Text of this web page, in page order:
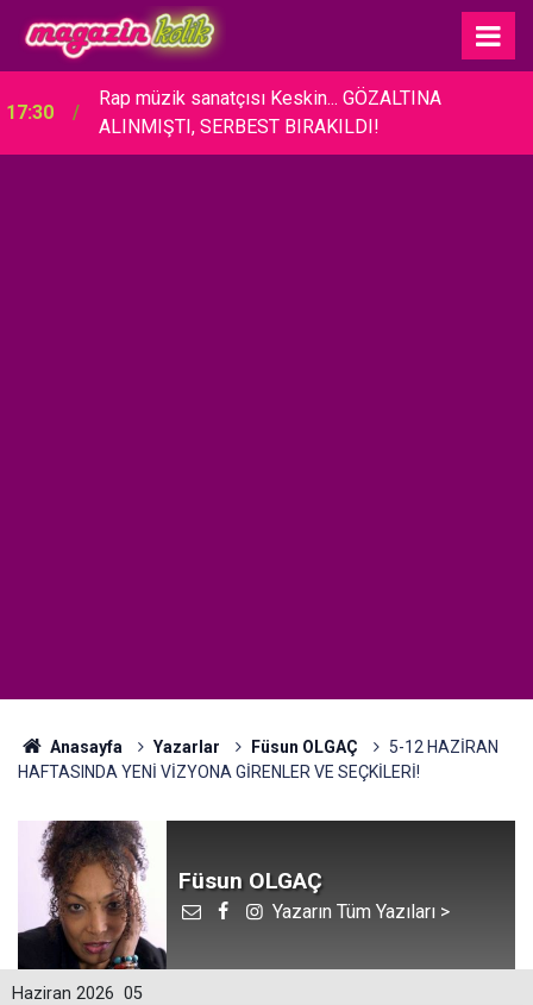
17:30
Rap müzik sanatçısı Keskin... GÖZALTINA
ALINMIŞTI, SERBEST BIRAKILDI!
Anasayfa Yazarlar Füsun OLGAÇ
5-12 HAZİRAN
HAFTASINDA YENİ VİZYONA GİRENLER VE SEÇKİLERİ!
Füsun OLGAÇ
Yazarın Tüm Yazıları >
05
Haziran 2026